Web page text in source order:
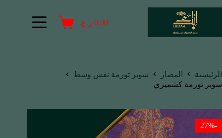
0.00 ر.ع.
الرئيسية المصار
سوبر تورمة نقش وسط
سوبر تورمة كشميري
-27%